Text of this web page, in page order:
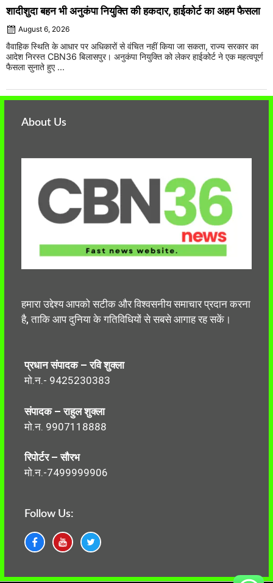
शादीशुदा बहन भी अनुकंपा नियुक्ति की हकदार, हाईकोर्ट का अहम फैसला
August 6, 2026
वैवाहिक स्थिति के आधार पर अधिकारों से वंचित नहीं किया जा सकता, राज्य सरकार का
आदेश निरस्त CBN36 बिलासपुर। अनुकंपा नियुक्ति को लेकर हाईकोर्ट ने एक महत्वपूर्ण
फैसला सुनाते हुए ...
About Us
हमारा उद्देश्य आपको सटीक और विश्वसनीय समाचार प्रदान करना
है, ताकि आप दुनिया के गतिविधियों से सबसे आगाह रह सकें।
प्रधान संपादक – रवि शुक्ला
मो.न.- 9425230383
संपादक – राहुल शुक्ला
मो.न. 9907118888
रिपोर्टर – सौरभ
मो.न.-7499999906
Follow Us: